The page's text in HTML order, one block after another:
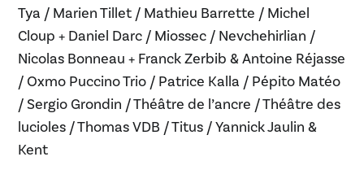
Tya / Marien Tillet / Mathieu Barrette / Michel
Cloup + Daniel Darc / Miossec / Nevchehirlian /
Nicolas Bonneau + Franck Zerbib & Antoine Réjasse
/ Oxmo Puccino Trio / Patrice Kalla / Pépito Matéo
/ Sergio Grondin / Théâtre de l’ancre / Théâtre des
lucioles / Thomas VDB / Titus / Yannick Jaulin &
Kent